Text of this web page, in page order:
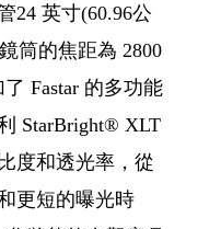
24 英寸(60.96公
筒的焦距為 2800
Fastar 的多功能
StarBright® XLT
度和透光率，從
更短的曝光時